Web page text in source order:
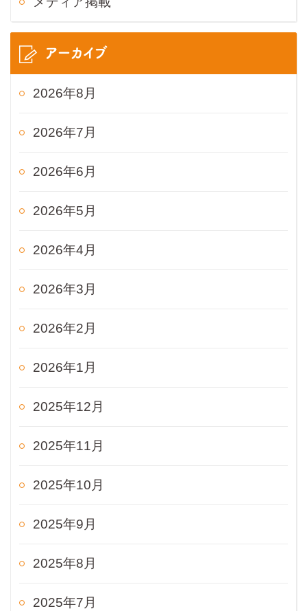
アーカイブ
2026年8月
2026年7月
2026年6月
2026年5月
2026年4月
2026年3月
2026年2月
2026年1月
2025年12月
2025年11月
2025年10月
2025年9月
2025年8月
2025年7月